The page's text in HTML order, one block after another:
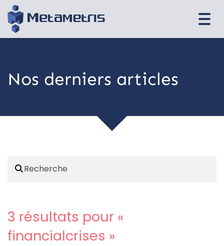
Nos derniers articles
3 résultats pour «
financialcrises »